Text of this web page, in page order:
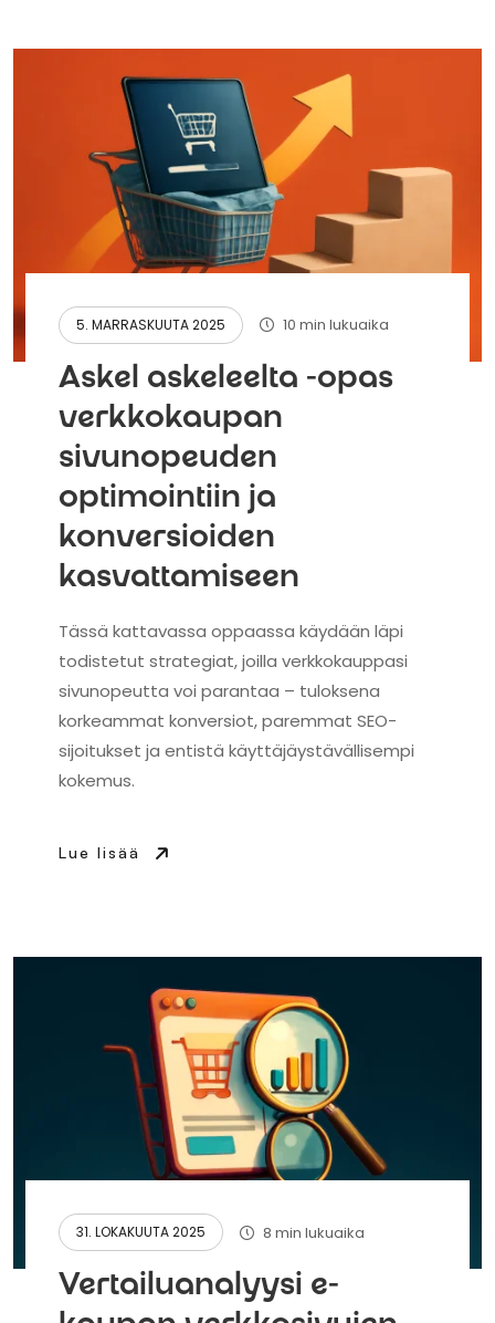
5. MARRASKUUTA 2025 10 min lukuaika
Askel askeleelta -opas
verkkokaupan
sivunopeuden
optimointiin ja
konversioiden
kasvattamiseen
Tässä kattavassa oppaassa käydään läpi
todistetut strategiat, joilla verkkokauppasi
sivunopeutta voi parantaa – tuloksena
korkeammat konversiot, paremmat SEO-
sijoitukset ja entistä käyttäjäystävällisempi
kokemus.
Lue lisää
31. LOKAKUUTA 2025 8 min lukuaika
Vertailuanalyysi e-